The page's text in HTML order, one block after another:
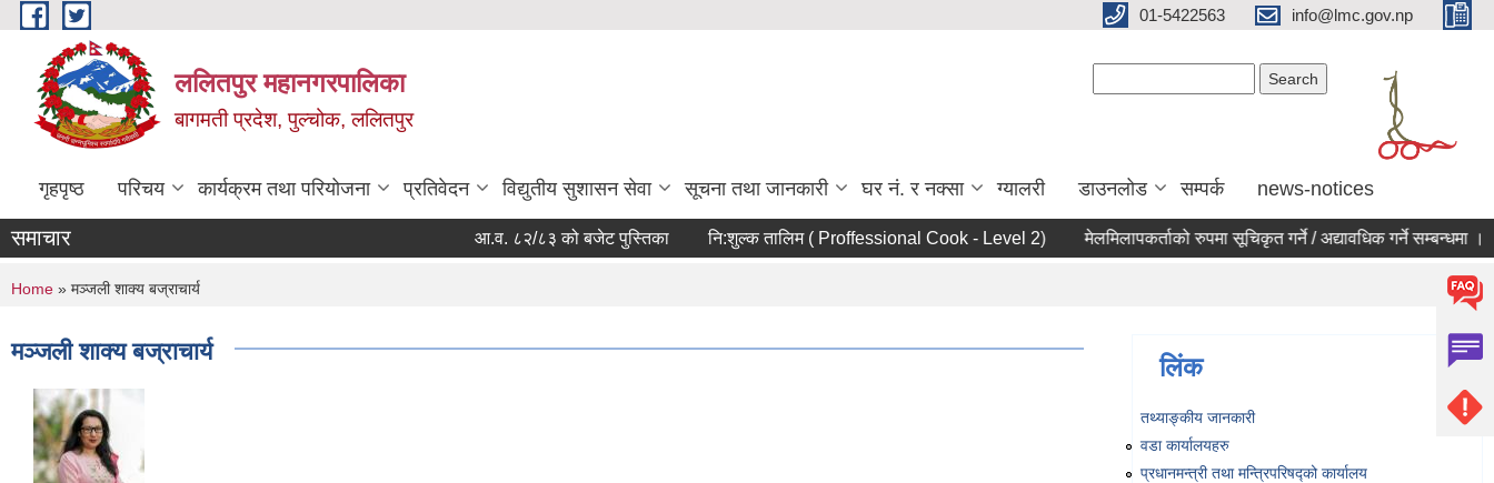
Skip to main content 01-5422563 info@lmc.gov.np
ललितपुर महानगरपालिका
बागमती प्रदेश, पुल्चोक, ललितपुर
गृहपृष्ठ परिचय कार्यक्रम तथा परियोजना प्रतिवेदन विद्युतीय सुशासन सेवा सूचना तथा जानकारी घर नं. र नक्सा ग्यालरी डाउनलोड सम्पर्क news-notices
समाचार आ.व. ८२/८३ को बजेट पुस्तिका नि:शुल्क तालिम ( Proffessional Cook - Level 2) मेलमिलापकर्ताको रुपमा सूचिकृत गर्ने / अद्यावधिक गर्ने सम्बन्धमा ।
You are here
Home » मञ्जली शाक्य बज्राचार्य
मञ्जली शाक्य बज्राचार्य
लिंक
तथ्याङ्‍कीय जानकारी
वडा कार्यालयहरु
प्रधानमन्त्री तथा मन्त्रिपरिषद्को कार्यालय